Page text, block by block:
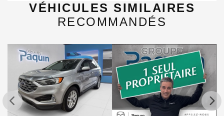
VÉHICULES SIMILAIRES
RECOMMANDÉS